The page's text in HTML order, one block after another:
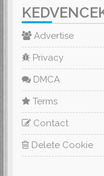
Advertise
Privacy
DMCA
Terms
Contact
Delete Cookie